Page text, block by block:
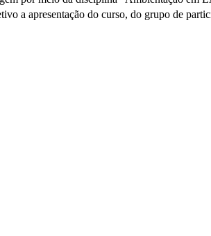
a apresentação do curso, do grupo de